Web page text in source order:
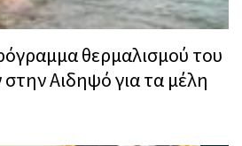
θερμαλισμού του
Αιδηψό για τα μέλη